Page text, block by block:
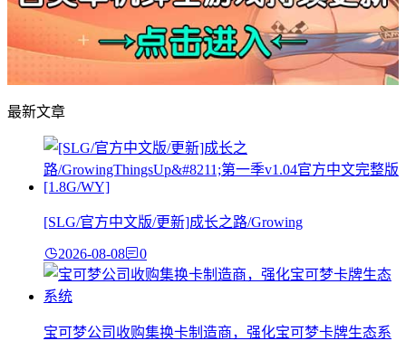
最新文章
[SLG/官方中文版/更新]成长之路/Growing
2026-08-08 0
宝可梦公司收购集换卡制造商，强化宝可梦卡牌生态系